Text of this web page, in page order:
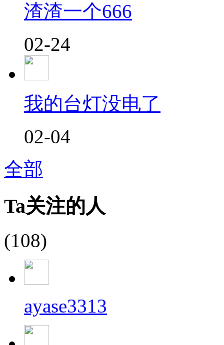
渣渣一个666
02-24
我的台灯没电了
02-04
全部
Ta关注的人
(108)
ayase3313